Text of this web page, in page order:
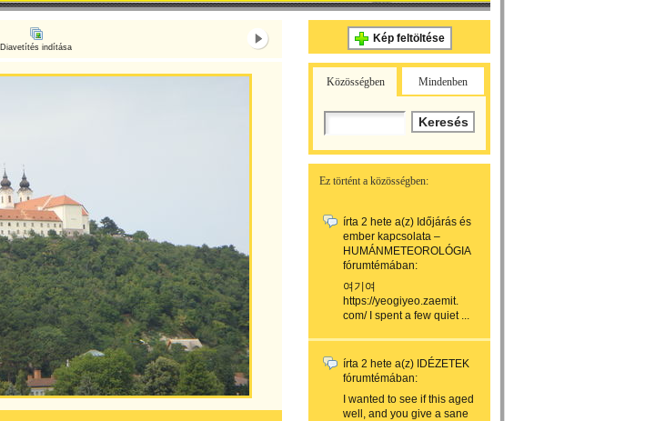
Diavetítés indítása
Kép feltöltése
Közösségben Mindenben
Ez történt a közösségben:
írta 2 hete a(z) Időjárás és
ember kapcsolata –
HUMÁNMETEOROLÓGIA
fórumtémában:
여기여
https://yeogiyeo.zaemit.
com/ I spent a few quiet ...
írta 2 hete a(z) IDÉZETEK
fórumtémában:
I wanted to see if this aged
well, and you give a sane